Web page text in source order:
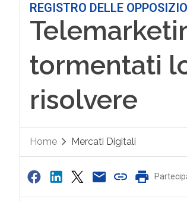
REGISTRO DELLE
tormentati
risolvere
Home Mercati Digitali